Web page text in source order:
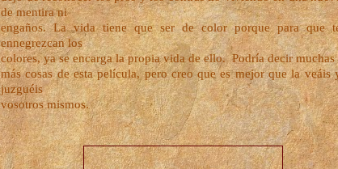
de mentira ni
engaños. La vida tiene que ser de color porque para que
ennegrezcan los
colores, ya se encarga la propia vida de ello.Podría decir muchas
más cosas de esta película, pero creo que es mejor que la veáis
juzguéis
vosotros mismos.